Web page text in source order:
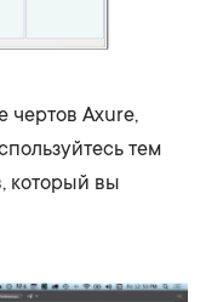
чертов Axure,
тем
который вы